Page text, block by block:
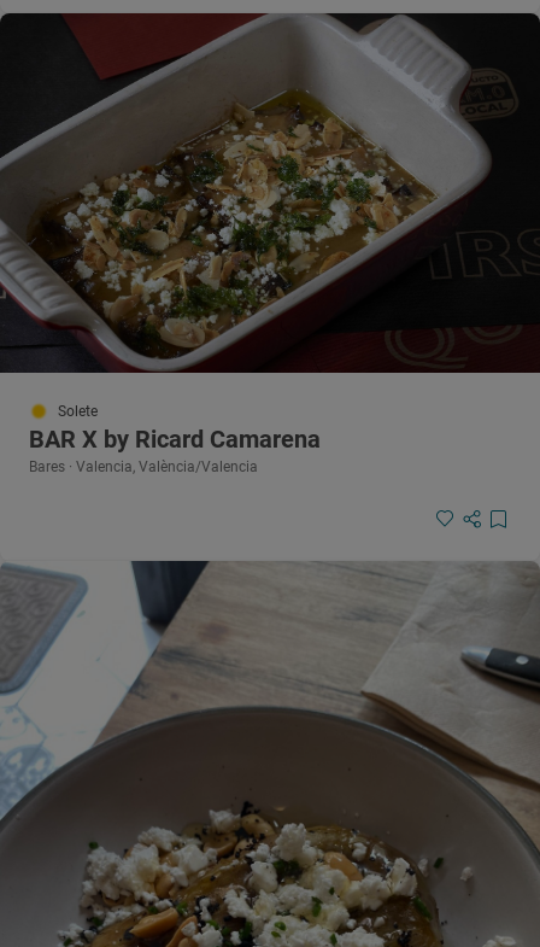
Solete
BAR X by Ricard Camarena
Bares · Valencia, València/Valencia